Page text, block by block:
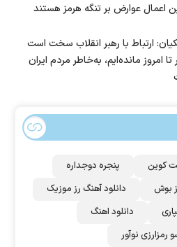
اعمال عوارض بر تنگه هرمز هستند
ارتباط با رهبر انقلاب سخت است
تا امروز مانده‌ایم، به‌خاطر مردم ایران
کوین
پنجره دوجداره
بوش
دانلود آهنگ رز‌ موزیک
دانلود اهنگ
رمزارزی نوآور